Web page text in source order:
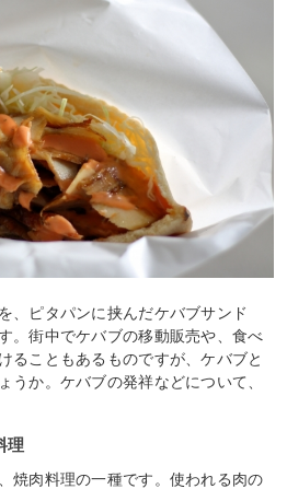
、ピタパンに挟んだケバブサンド
。街中でケバブの移動販売や、食べ
ることもあるものですが、ケバブと
うか。ケバブの発祥などについて、
理
焼肉料理の一種です。使われる肉の